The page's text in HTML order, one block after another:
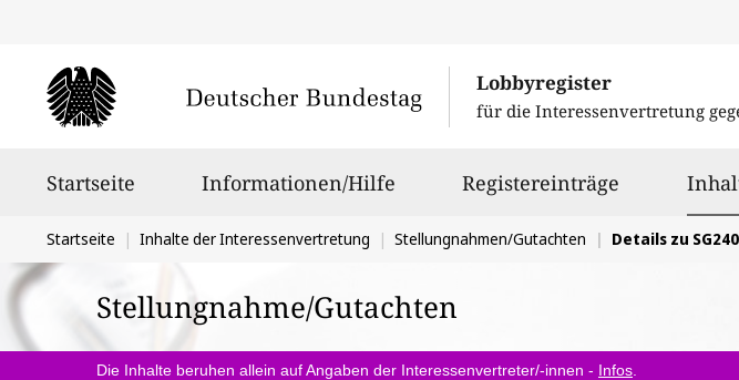
Lobbyregister
für die Interessenvertretung
Startseite Informationen/Hilfe Registereinträge
Sie
befinden
sich
hier:
Startseite Inhalte der Interessenvertretung Stellungnahmen/Gutachten Details zu
Stellungnahme/Gutachten
Die Inhalte beruhen allein auf Angaben der Interessenvertreter/-innen - Infos